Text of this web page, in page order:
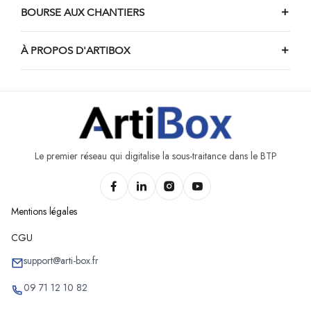
BOURSE AUX CHANTIERS
À PROPOS D'ARTIBOX
Le premier réseau qui digitalise la sous-traitance dans le BTP
Mentions légales
CGU
support@arti-box.fr
09 71 12 10 82